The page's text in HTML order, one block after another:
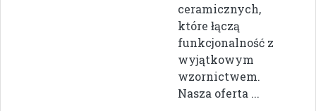
ceramicznych,
które łączą
funkcjonalność z
wyjątkowym
wzornictwem.
Nasza oferta ...